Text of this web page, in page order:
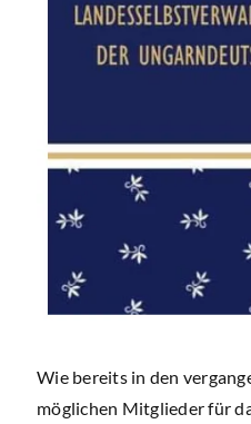
Wie bereits in den
möglichen Mitglieder für